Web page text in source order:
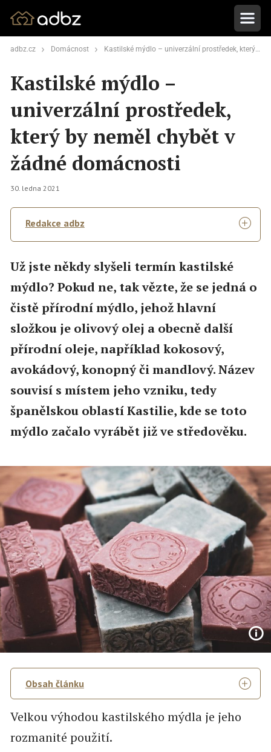
adbz.cz Domácnost Kastilské mýdlo – univerzální prostředek, který by neměl chybět v žádné domácnosti
Kastilské mýdlo –
univerzální prostředek,
který by neměl chybět v
žádné domácnosti
30. ledna 2021
Redakce adbz
Už jste někdy slyšeli termín kastilské
mýdlo? Pokud ne, tak vězte, že se jedná o
čistě přírodní mýdlo, jehož hlavní
složkou je olivový olej a obecně další
přírodní oleje, například kokosový,
avokádový, konopný či mandlový. Název
souvisí s místem jeho vzniku, tedy
španělskou oblastí Kastilie, kde se toto
mýdlo začalo vyrábět již ve středověku.
Obsah článku
Velkou výhodou kastilského mýdla je jeho
rozmanité použití.